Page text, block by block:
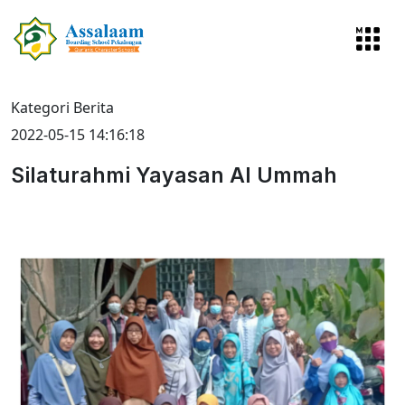
Kategori Berita
2022-05-15 14:16:18
Silaturahmi Yayasan Al Ummah